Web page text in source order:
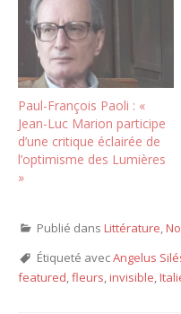
Paul-François Paoli : «
Jean-Luc Marion participe
d’une critique éclairée de
l’optimisme des Lumières
»
Publié dans Littérature,
Étiqueté avecAngelus
featured,fleurs,invisible,